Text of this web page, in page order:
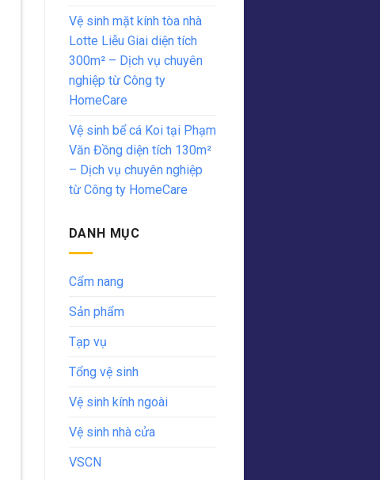
Vệ sinh mặt kính tòa nhà
Lotte Liễu Giai diện tích
300m² – Dịch vụ chuyên
nghiệp từ Công ty
HomeCare
Vệ sinh bể cá Koi tại Phạm
Văn Đồng diện tích 130m²
– Dịch vụ chuyên nghiệp
từ Công ty HomeCare
DANH MỤC
Cẩm nang
Sản phẩm
Tạp vụ
Tổng vệ sinh
Vệ sinh kính ngoài
Vệ sinh nhà cửa
VSCN